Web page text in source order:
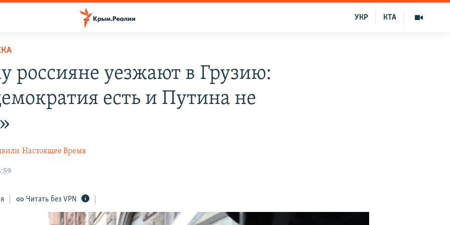
КТА
УКР
россияне уезжают в Грузию:
есть и Путина не
Настоящее Время
Читать без VPN